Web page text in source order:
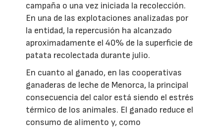
campaña o una vez iniciada la recolección.
En una de las explotaciones analizadas por
la entidad, la repercusión ha alcanzado
aproximadamente el 40% de la superficie de
patata recolectada durante julio.
En cuanto al ganado, en las cooperativas
ganaderas de leche de Menorca, la principal
consecuencia del calor está siendo el estrés
térmico de los animales. El ganado reduce el
consumo de alimento y, como